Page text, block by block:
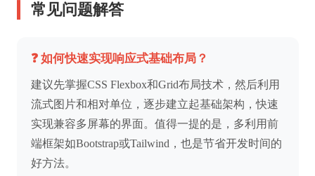
常见问题解答
❓ 如何快速实现响应式基础布局？
建议先掌握CSS Flexbox和Grid布局技术，然后利用
流式图片和相对单位，逐步建立起基础架构，快速
实现兼容多屏幕的界面。值得一提的是，多利用前
端框架如Bootstrap或Tailwind，也是节省开发时间的
好方法。